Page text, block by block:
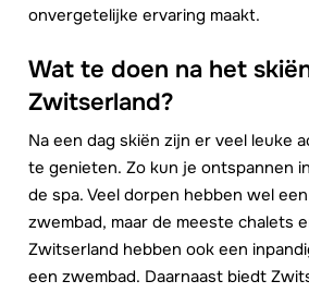
onvergetelijke ervaring maakt.
Wat te doen na het
Zwitserland?
Na een dag skiën zijn er veel leuke
te genieten. Zo kun je ontspannen
de spa. Veel dorpen hebben wel
zwembad, maar de meeste chalets
Zwitserland hebben ook een
een zwembad. Daarnaast biedt